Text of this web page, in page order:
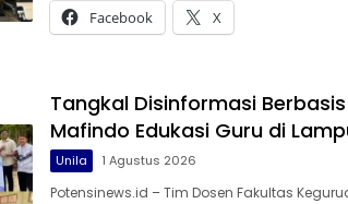
Facebook X
Tangkal Disinformasi Berbasis
Mafindo Edukasi Guru di
Unila 1 Agustus 2026
Potensinews.id – Tim Dosen Fakultas